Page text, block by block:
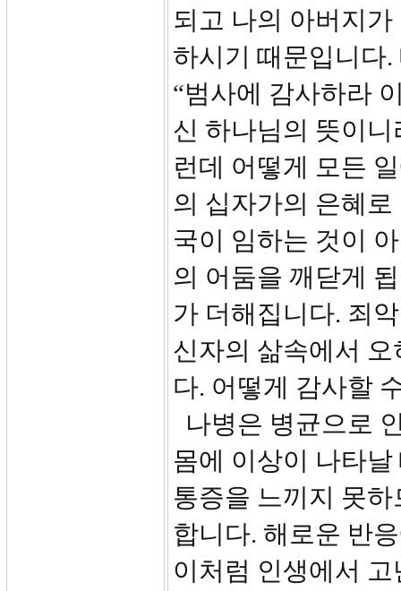
되고 나의 아버지
하시기 때문입니다
“범사에 감사하라
신 하나님의 뜻이
런데 어떻게 모든
의 십자가의 은혜
국이 임하는 것이
의 어둠을 깨닫게
가 더해집니다. 죄
신자의 삶속에서
다. 어떻게 감사할
나병은 병균으로
몸에 이상이 나타
통증을 느끼지 못
합니다. 해로운 반
이처럼 인생에서